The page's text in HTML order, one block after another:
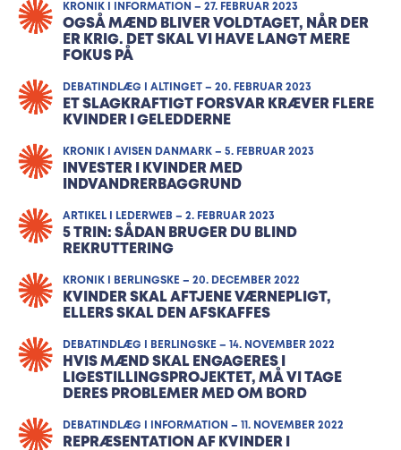
KRONIK I INFORMATION – 27. FEBRUAR 2023
OGSÅ MÆND BLIVER VOLDTAGET, NÅR DER
ER KRIG. DET SKAL VI HAVE LANGT MERE
FOKUS PÅ
DEBATINDLÆG I ALTINGET – 20. FEBRUAR 2023
ET SLAGKRAFTIGT FORSVAR KRÆVER FLERE
KVINDER I GELEDDERNE
KRONIK I AVISEN DANMARK – 5. FEBRUAR 2023
INVESTER I KVINDER MED
INDVANDRERBAGGRUND
ARTIKEL I LEDERWEB – 2. FEBRUAR 2023
5 TRIN: SÅDAN BRUGER DU BLIND
REKRUTTERING
KRONIK I BERLINGSKE – 20. DECEMBER 2022
KVINDER SKAL AFTJENE VÆRNEPLIGT,
ELLERS SKAL DEN AFSKAFFES
DEBATINDLÆG I BERLINGSKE – 14. NOVEMBER 2022
HVIS MÆND SKAL ENGAGERES I
LIGESTILLINGSPROJEKTET, MÅ VI TAGE
DERES PROBLEMER MED OM BORD
DEBATINDLÆG I INFORMATION – 11. NOVEMBER 2022
REPRÆSENTATION AF KVINDER I